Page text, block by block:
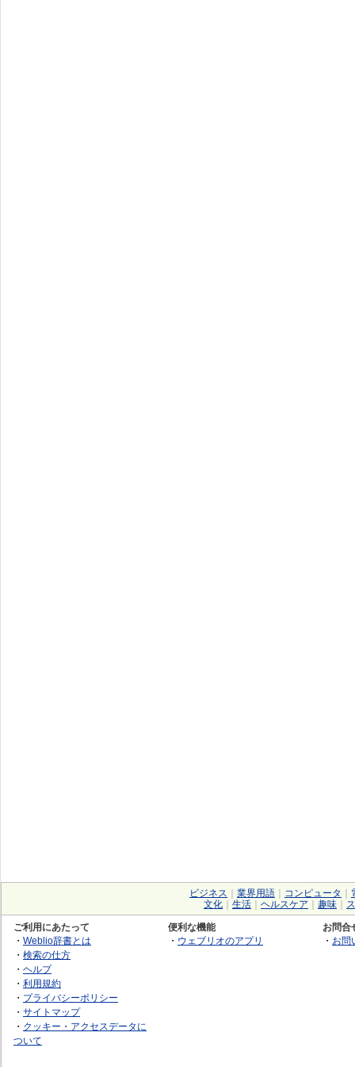
ビジネス 業界用語 コンピュータ
文化
生活 ヘルスケア 趣味
ご利用にあたって
・ Weblio辞書とは
・ 検索の仕方
・ ヘルプ
・ 利用規約
・ プライバシーポリシー
・ サイトマップ
・ クッキー・アクセスデータに
ついて
便利な機能
・ ウェブリオのアプリ
お問合
・ お問